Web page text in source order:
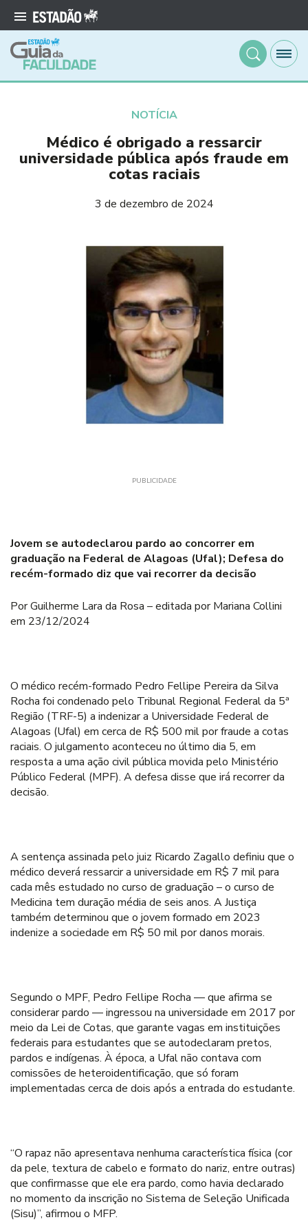
NOTÍCIA
Médico é obrigado a ressarcir
universidade pública após fraude em
cotas raciais
3 de dezembro de 2024
PUBLICIDADE
Jovem se autodeclarou pardo ao concorrer em
graduação na Federal de Alagoas (Ufal); Defesa do
recém-formado diz que vai recorrer da decisão
Por Guilherme Lara da Rosa – editada por Mariana Collini
em 23/12/2024
O médico recém-formado Pedro Fellipe Pereira da Silva
Rocha foi condenado pelo Tribunal Regional Federal da 5ª
Região (TRF-5) a indenizar a Universidade Federal de
Alagoas (Ufal) em cerca de R$ 500 mil por fraude a cotas
raciais. O julgamento aconteceu no último dia 5, em
resposta a uma ação civil pública movida pelo Ministério
Público Federal (MPF). A defesa disse que irá recorrer da
decisão.
A sentença assinada pelo juiz Ricardo Zagallo definiu que o
médico deverá ressarcir a universidade em R$ 7 mil para
cada mês estudado no curso de graduação – o curso de
Medicina tem duração média de seis anos. A Justiça
também determinou que o jovem formado em 2023
indenize a sociedade em R$ 50 mil por danos morais.
Segundo o MPF, Pedro Fellipe Rocha — que afirma se
considerar pardo — ingressou na universidade em 2017 por
meio da Lei de Cotas, que garante vagas em instituições
federais para estudantes que se autodeclaram pretos,
pardos e indígenas. À época, a Ufal não contava com
comissões de heteroidentificação, que só foram
implementadas cerca de dois após a entrada do estudante.
“O rapaz não apresentava nenhuma característica física (cor
da pele, textura de cabelo e formato do nariz, entre outras)
que confirmasse que ele era pardo, como havia declarado
no momento da inscrição no Sistema de Seleção Unificada
(Sisu)”, afirmou o MFP.